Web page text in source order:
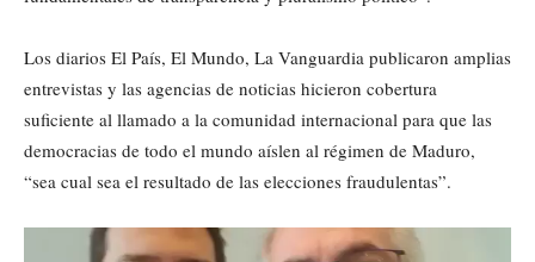
Los diarios El País, El Mundo, La Vanguardia publicaron amplias
entrevistas y las agencias de noticias hicieron cobertura
suficiente al llamado a la comunidad internacional para que las
democracias de todo el mundo aíslen al régimen de Maduro,
“sea cual sea el resultado de las elecciones fraudulentas”.
Reproductor